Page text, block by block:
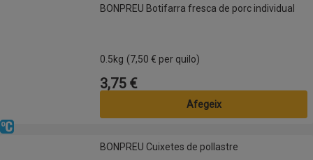
BONPREU Botifarra fresca de porc individualBONPREU Botifarra fresca de porc individual
0.5kg (7,50 € per quilo)
Preu
3,75 €
Afegeix
BONPREU Cuixetes de pollastre
Refrigerat
BONPREU Cuixetes de pollastre